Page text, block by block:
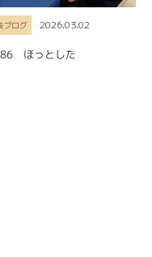
ブログ 2026.03.02
ほっとした